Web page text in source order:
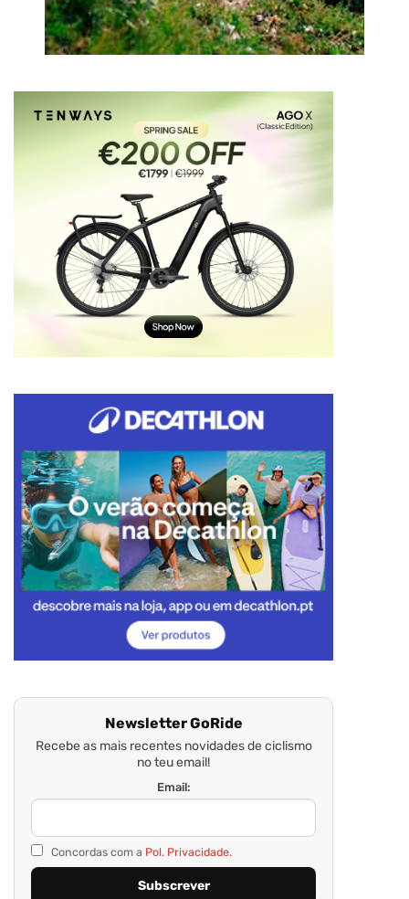
Newsletter GoRide
Recebe as mais recentes novidades de ciclismo
no teu email!
Email:
Concordas com a Pol. Privacidade.